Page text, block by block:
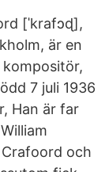
[ˈkrafɔɖ],
är en
7 juli 1936
Han är far
och